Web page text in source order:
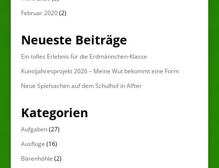
Februar 2020(2)
Neueste Beiträge
Ein tolles Erlebnis für die Erdmännchen-Klasse
Kunstjahresprojekt 2026 – Meine Wut bekommt eine Form
Neue Spielsachen auf dem Schulhof in Alfter
Kategorien
Aufgaben(27)
Ausflüge (16)
Bärenhöhle (2)